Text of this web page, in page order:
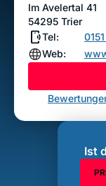
Im Avelertal 41
54295 Trier
Tel:
Web:
Ist